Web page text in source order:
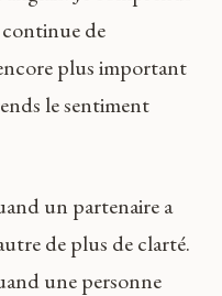
de
plus important
le sentiment
un partenaire a
de plus de clarté.
une personne